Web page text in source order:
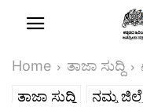
Home ತಾಜಾ ಸುದ್ದಿ
ತಾಜಾ ಸುದ್ದಿ ನಮ್ಮ ಜಿಲ್ಲೆ